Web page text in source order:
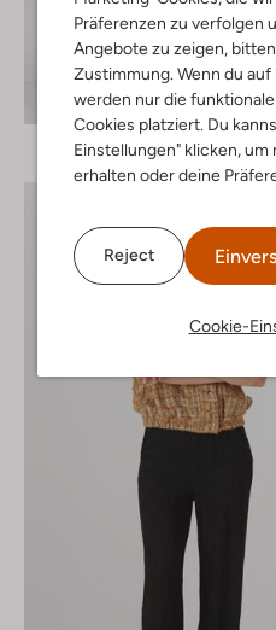
Präferenzen zu verfolgen
Angebote zu zeigen,
Zustimmung. Wenn du
werden nur die
Cookies platziert. Du
Einstellungen" klicken,
erhalten oder deine
Reject
Cookie-
Entdecke den Look